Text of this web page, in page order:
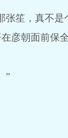
笙，真不是
彦朝面前保
”